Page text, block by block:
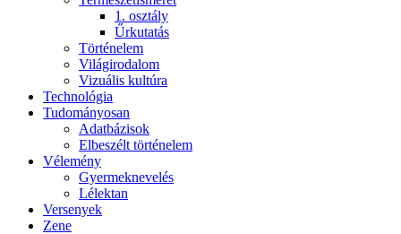
1. osztály
Űrkutatás
Történelem
Világirodalom
Vizuális kultúra
Technológia
Tudományosan
Adatbázisok
Elbeszélt történelem
Vélemény
Gyermeknevelés
Lélektan
Versenyek
Zene